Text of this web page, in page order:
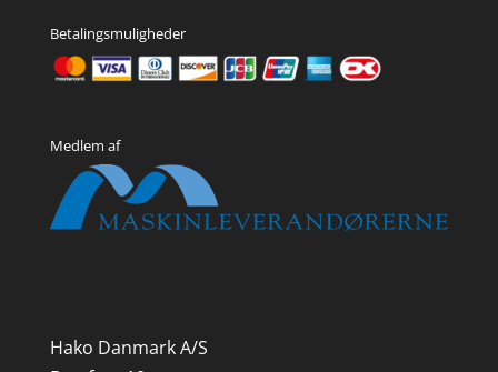
Betalingsmuligheder
Medlem af
Hako Danmark A/S